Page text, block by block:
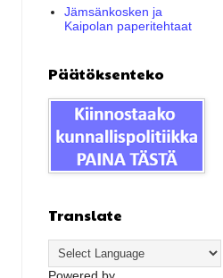
Jämsänkosken ja
Kaipolan paperitehtaat
Päätöksenteko
Translate
Powered by